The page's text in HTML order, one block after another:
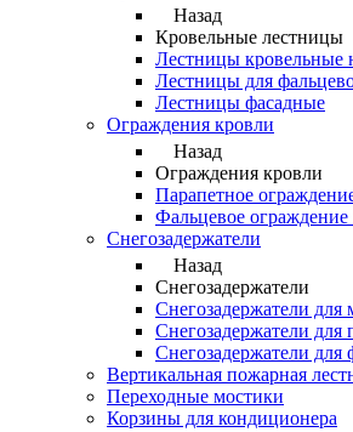
Назад
Кровельные лестницы
Лестницы кровельные
Лестницы для
Лестницы фасадные
Ограждения кровли
Назад
Ограждения кровли
Парапетное
Фальцевое ограждение
Снегозадержатели
Назад
Снегозадержатели
Снегозадержатели для
Снегозадержатели для
Снегозадержатели для
Вертикальная пожарная
Переходные мостики
Корзины для кондиционера